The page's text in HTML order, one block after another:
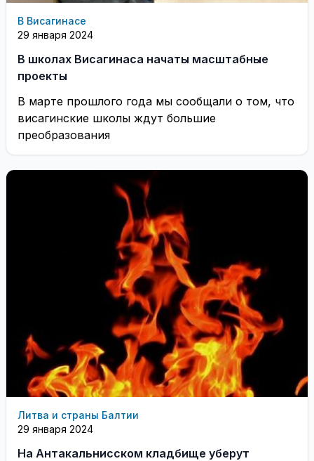
В Висагинасе
29 января 2024
В школах Висагинаса начаты масштабные
проекты
В марте прошлого года мы сообщали о том, что
висагинские школы ждут большие
преобразования
Литва и страны Балтии
29 января 2024
На Антакальнисском кладбище уберут